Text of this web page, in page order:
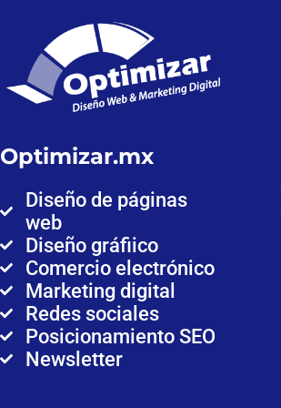
Optimizar.mx
Diseño de páginas
web
Diseño gráfiico
Comercio electrónico
Marketing digital
Redes sociales
Posicionamiento SEO
Newsletter